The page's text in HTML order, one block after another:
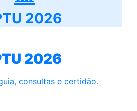
2026
2026
consultas e certidão.